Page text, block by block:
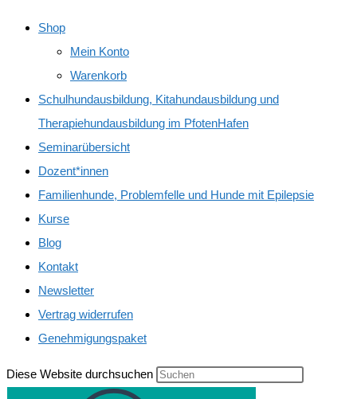
Shop
Mein Konto
Warenkorb
Schulhundausbildung, Kitahundausbildung und
Therapiehundausbildung im PfotenHafen
Seminarübersicht
Dozent*innen
Familienhunde, Problemfelle und Hunde mit Epilepsie
Kurse
Blog
Kontakt
Newsletter
Vertrag widerrufen
Genehmigungspaket
Diese Website durchsuchen